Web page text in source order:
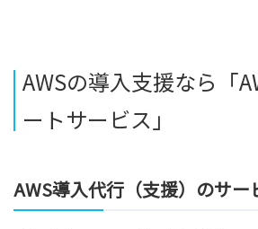
AWSの導入支援なら「
ートサービス」
AWS導入代行（支援）のサー